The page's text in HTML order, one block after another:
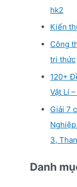
hk2
Kiến
Công
tri thức
120+
Vật Lí
Giải 7
3,
Danh